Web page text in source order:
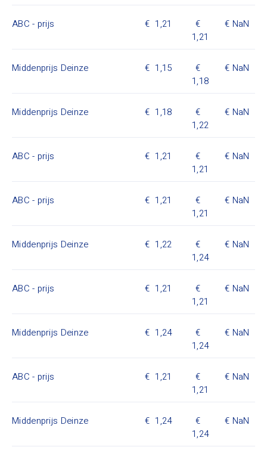
ABC - prijs
1,21
1,21
NaN
Middenprijs Deinze
1,15
1,18
NaN
Middenprijs Deinze
1,18
1,22
NaN
ABC - prijs
1,21
1,21
NaN
ABC - prijs
1,21
1,21
NaN
Middenprijs Deinze
1,22
1,24
NaN
ABC - prijs
1,21
1,21
NaN
Middenprijs Deinze
1,24
1,24
NaN
ABC - prijs
1,21
1,21
NaN
Middenprijs Deinze
1,24
1,24
NaN